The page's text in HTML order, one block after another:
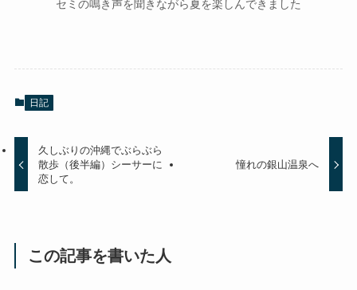
セミの鳴き声を聞きながら夏を楽しんできました
日記
久しぶりの沖縄でぶらぶら
散歩（後半編）シーサーに
恋して。
憧れの銀山温泉へ
この記事を書いた人